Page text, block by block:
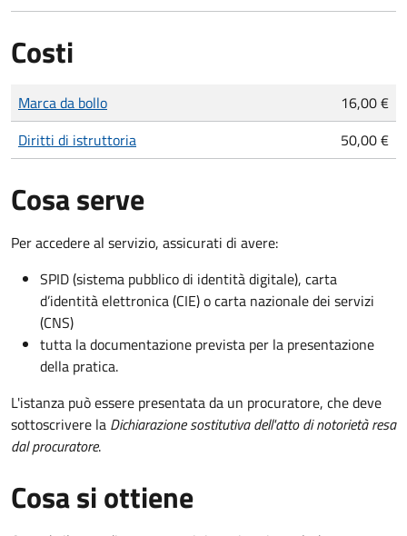
Costi
Tipo di pagamento
Importo
Marca da bollo
16,00 €
Diritti di istruttoria
50,00 €
Cosa serve
Per accedere al servizio, assicurati di avere:
SPID (sistema pubblico di identità digitale), carta
d’identità elettronica (CIE) o carta nazionale dei servizi
(CNS)
tutta la documentazione prevista per la presentazione
della pratica.
L'istanza può essere presentata da un procuratore, che deve
sottoscrivere la Dichiarazione sostitutiva dell'atto di notorietà resa
dal procuratore.
Cosa si ottiene